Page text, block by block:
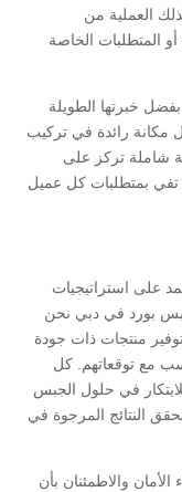
العملية من
المتطلبات الخاصة
خبرتها الطويلة
مكانة رائدة في تركيب
شاملة تركز على
بمتطلبات كل عميل
على استراتيجيات
بورد في دبي نحن
منتجات ذات جودة
مع توقعاتهم. كل
في حلول الجبس
النتائج المرجوة في
والاطمئنان بأن